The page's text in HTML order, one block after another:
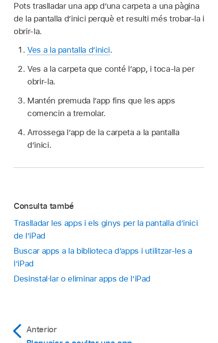
Pots traslladar una app d’una carpeta a una pàgina
de la pantalla d’inici perquè et resulti més trobar-la i
obrir-la.
Ves a la pantalla d’inici.
Ves a la carpeta que conté l’app, i toca‑la per
obrir‑la.
Mantén premuda l’app fins que les apps
comencin a tremolar.
Arrossega l’app de la carpeta a la pantalla
d’inici.
Consulta també
Traslladar les apps i els ginys per la pantalla d’inici
de l’iPad
Buscar apps a la biblioteca d’apps i utilitzar-les a
l’iPad
Desinstal·lar o eliminar apps de l’iPad
Anterior